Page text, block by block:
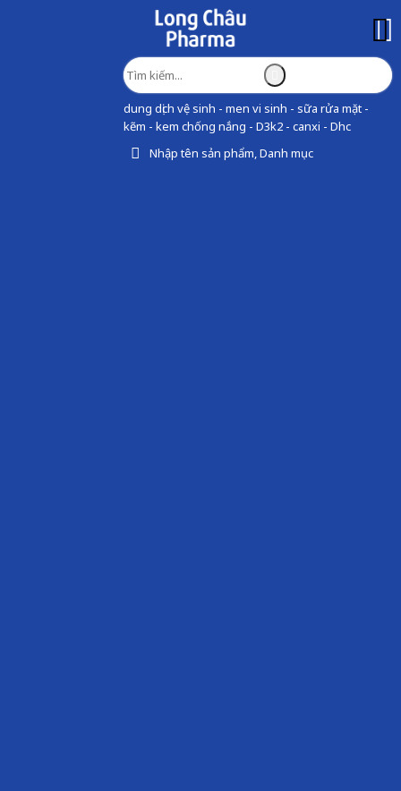
dung dịch vệ sinh - men vi sinh - sữa rửa mặt -
kẽm - kem chống nắng - D3k2 - canxi - Dhc
Nhập tên sản phẩm, Danh mục